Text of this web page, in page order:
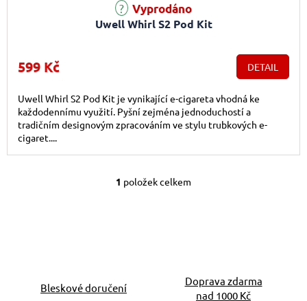
Uwell Whirl S2 Pod Kit
Vyprodáno
599 Kč DETAIL
Uwell Whirl S2 Pod Kit je vynikající e-cigareta vhodná ke
každodennímu využití. Pyšní zejména jednoduchostí a
tradičním designovým zpracováním ve stylu trubkových e-
cigaret....
Ovládací prvky
1 položek celkem
Bleskové doručení
Doprava zdarma
nad 1000 Kč